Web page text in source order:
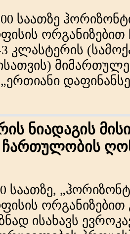
საათზე
ორგანიზებით
3 კლასტერის
ნიადაგის
საათზე,
ორგანიზებით
ისახავს